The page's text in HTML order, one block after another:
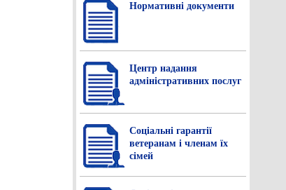
Нормативнi документи
Центр надання
адміністративних послуг
Соціальні гарантії
ветеранам і членам їх
сімей